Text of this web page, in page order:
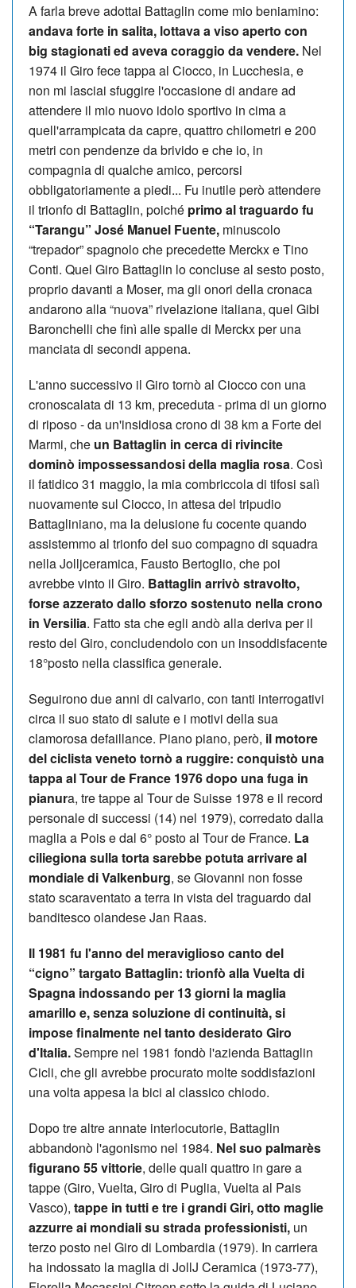
A farla breve adottai Battaglin come mio beniamino:
andava forte in salita, lottava a viso aperto con
big stagionati ed aveva coraggio da vendere. Nel
1974 il Giro fece tappa al Ciocco, in Lucchesia, e
non mi lasciai sfuggire l'occasione di andare ad
attendere il mio nuovo idolo sportivo in cima a
quell'arrampicata da capre, quattro chilometri e 200
metri con pendenze da brivido e che io, in
compagnia di qualche amico, percorsi
obbligatoriamente a piedi... Fu inutile però attendere
il trionfo di Battaglin, poiché primo al traguardo fu
“Tarangu” José Manuel Fuente, minuscolo
“trepador” spagnolo che precedette Merckx e Tino
Conti. Quel Giro Battaglin lo concluse al sesto posto,
proprio davanti a Moser, ma gli onori della cronaca
andarono alla “nuova” rivelazione italiana, quel Gibi
Baronchelli che finì alle spalle di Merckx per una
manciata di secondi appena.
L'anno successivo il Giro tornò al Ciocco con una
cronoscalata di 13 km, preceduta - prima di un giorno
di riposo - da un'insidiosa crono di 38 km a Forte dei
Marmi, che un Battaglin in cerca di rivincite
dominò impossessandosi della maglia rosa. Così
il fatidico 31 maggio, la mia combriccola di tifosi salì
nuovamente sul Ciocco, in attesa del tripudio
Battagliniano, ma la delusione fu cocente quando
assistemmo al trionfo del suo compagno di squadra
nella Jolljceramica, Fausto Bertoglio, che poi
avrebbe vinto il Giro. Battaglin arrivò stravolto,
forse azzerato dallo sforzo sostenuto nella crono
in Versilia. Fatto sta che egli andò alla deriva per il
resto del Giro, concludendolo con un insoddisfacente
18°posto nella classifica generale.
Seguirono due anni di calvario, con tanti interrogativi
circa il suo stato di salute e i motivi della sua
clamorosa defaillance. Piano piano, però, il motore
del ciclista veneto tornò a ruggire: conquistò una
tappa al Tour de France 1976 dopo una fuga in
pianura, tre tappe al Tour de Suisse 1978 e il record
personale di successi (14) nel 1979), corredato dalla
maglia a Pois e dal 6° posto al Tour de France. La
ciliegiona sulla torta sarebbe potuta arrivare al
mondiale di Valkenburg, se Giovanni non fosse
stato scaraventato a terra in vista del traguardo dal
banditesco olandese Jan Raas.
Il 1981 fu l'anno del meraviglioso canto del
“cigno” targato Battaglin: trionfò alla Vuelta di
Spagna indossando per 13 giorni la maglia
amarillo e, senza soluzione di continuità, si
impose finalmente nel tanto desiderato Giro
d'Italia.Sempre nel 1981 fondò l'azienda Battaglin
Cicli, che gli avrebbe procurato molte soddisfazioni
una volta appesa la bici al classico chiodo.
Dopo tre altre annate interlocutorie, Battaglin
abbandonò l'agonismo nel 1984. Nel suo palmarès
figurano 55 vittorie, delle quali quattro in gare a
tappe (Giro, Vuelta, Giro di Puglia, Vuelta al Pais
Vasco), tappe in tutti e tre i grandi Giri, otto maglie
azzurre ai mondiali su strada professionisti, un
terzo posto nel Giro di Lombardia (1979). In carriera
ha indossato la maglia di JollJ Ceramica (1973-77),